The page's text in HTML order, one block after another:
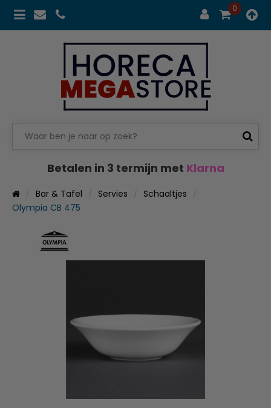
0
Betalen in 3 termijn met Klarna
Bar & Tafel Servies
Schaaltjes
Olympia CB 475